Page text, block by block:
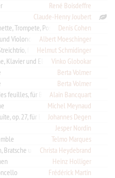
René Boisdeffre
Claude-Henry Joubert
Mémoire de vague, für Bratsche, Klarinette, Trompete, Posaune und Kontrabass
Denis Cohen
VioloncelloAlbert Moeschinger
Ménage à trois. 9 Konstellationen für Streichtrio, für Violine, Bratsche und Violoncello
Helmut Schmidinger
Klavier und ElektronikVinko Globokar
Berta Volmer
Berta Volmer
Ma manière d'arbre. Du lent sommeil des feuilles, für Bratsche und 10 Instrumente
Alain Bancquart
Michel Meynaud
Ma princesse lointaine. Romantische Suite, op. 27, für Bratsche und Klavier
Johannes Degen
Jesper Nordin
Telmo Marques
Bratsche und Violoncello
Christa Heydebrand
Heinz Holliger
Frédérick Martin